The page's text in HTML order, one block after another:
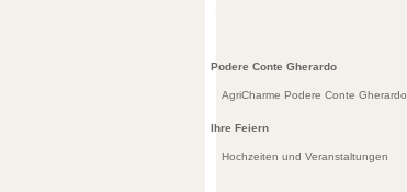
Podere Conte Gherardo
AgriCharme Podere Conte Gherardo
Ihre Feiern
Hochzeiten und Veranstaltungen